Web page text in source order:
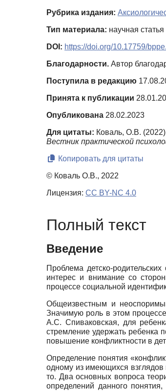
Рубрика издания:
Тип материала: научная статья
DOI: https://doi.org/10.17759/
Благодарности. Автор
Поступила в редакцию
Принята к публикации
Опубликована 28.02.2023
Для цитаты: Коваль, О.В.
Вестник практической
Копировать для цитаты
© Коваль О.В., 2022
Лицензия: CC BY-NC 4.0
Полный текст
Введение
Проблема детско-
интерес и внимание со
процессе социальной
Общеизвестным и
Значимую роль в этом процессе
А.С. Спиваковская, для
стремление удержать ребенка
повышение конфликтности в
Определение понятия
одному из имеющихся взглядов
то. Два основных вопроса
определений данного